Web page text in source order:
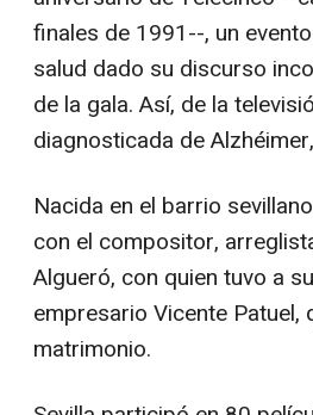
finales de 1991--, un
salud dado su discurso
de la gala. Así, de la
diagnosticada de
Nacida en el barrio
con el compositor,
Algueró, con quien tuvo a
empresario Vicente
matrimonio.